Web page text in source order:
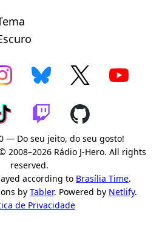
— Do seu jeito, do seu gosto!
2008–2026 Rádio J-Hero. All rights
reserved.
according to Brasília Time.
by Tabler. Powered by Netlify.
de Privacidade